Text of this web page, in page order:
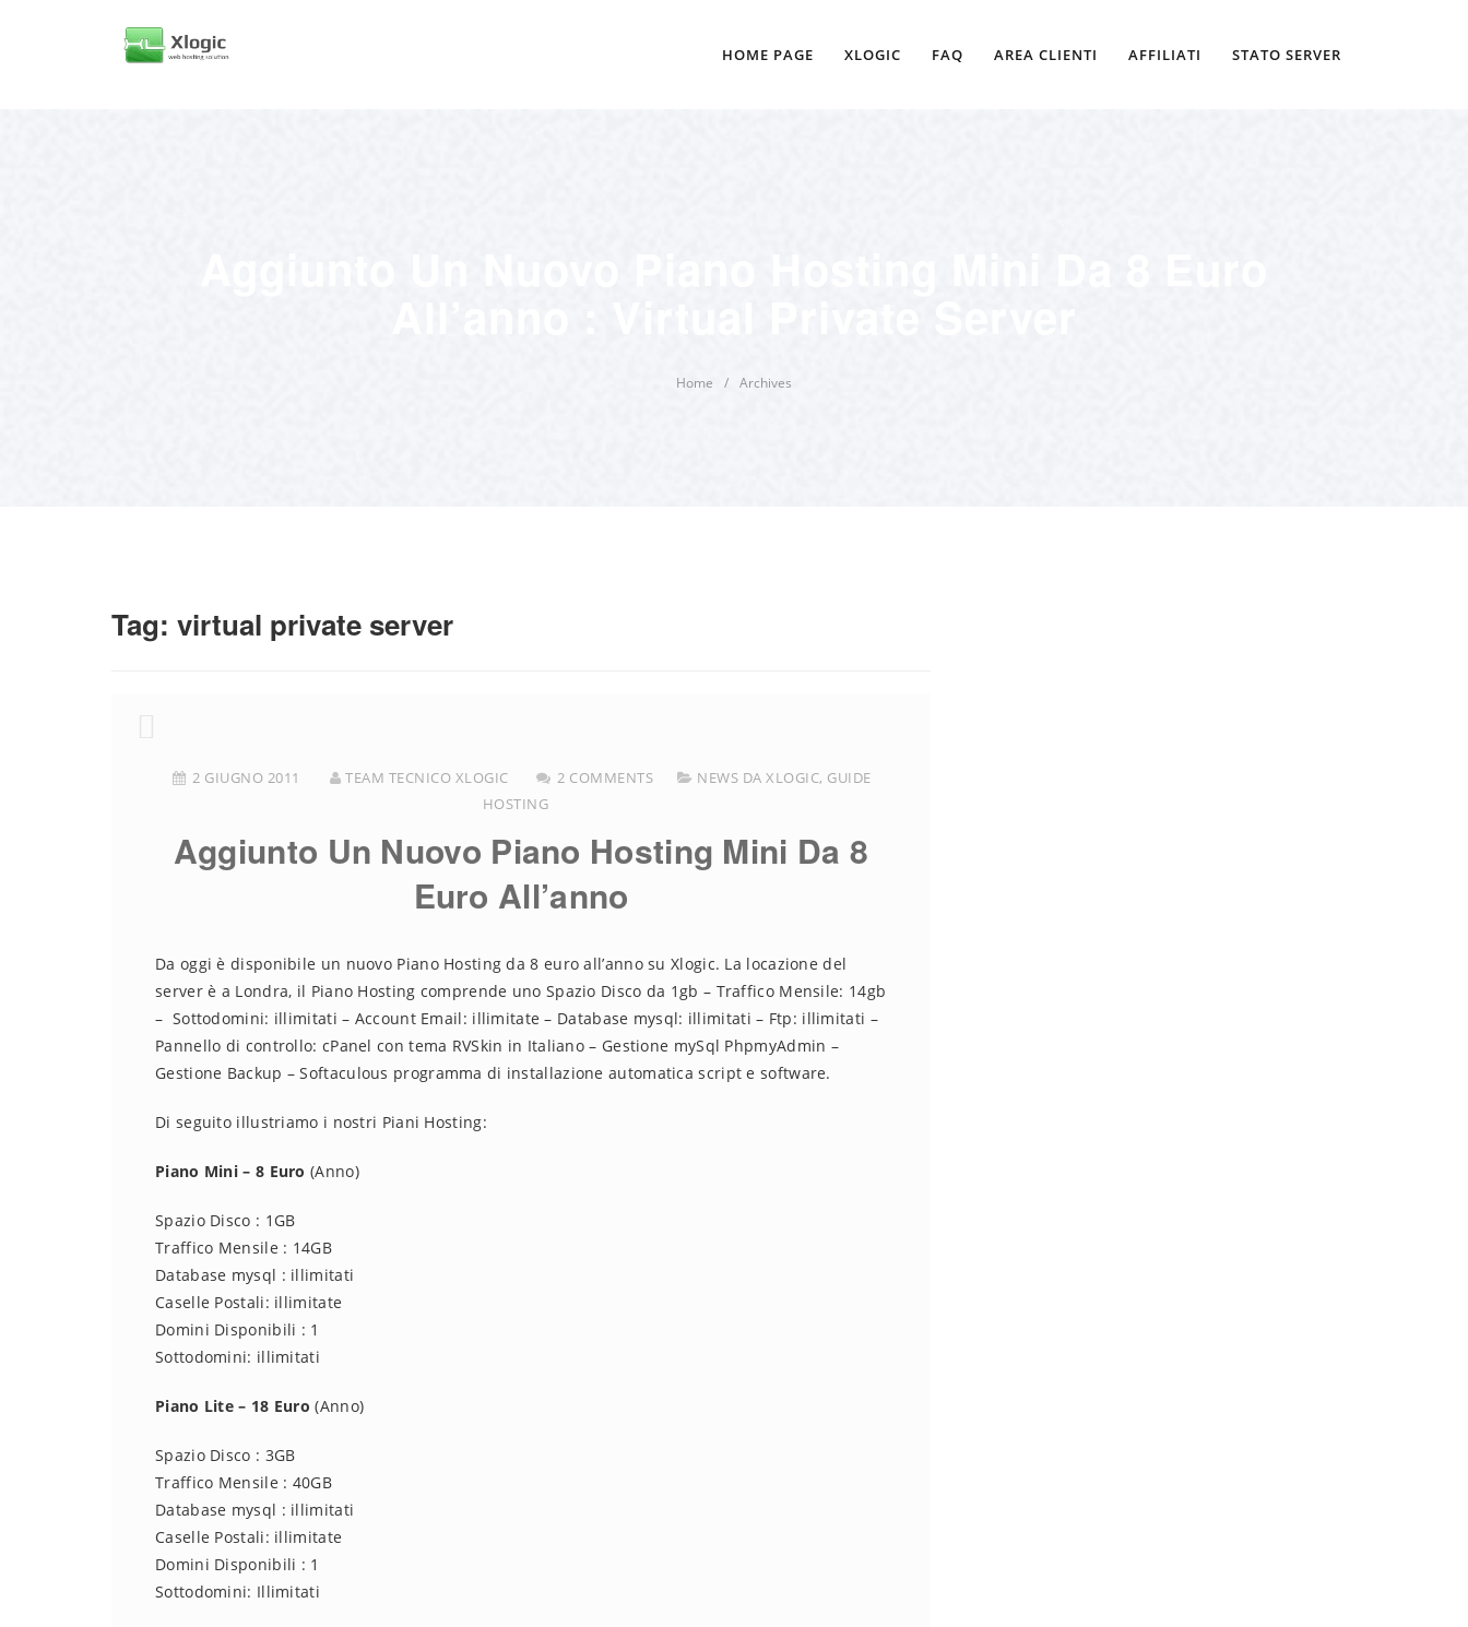
HOME PAGE XLOGIC FAQ AREA CLIENTI AFFILIATI STATO SERVER
Home / Archives
Tag: virtual private server
2 GIUGNO 2011 TEAM TECNICO XLOGIC 2 COMMENTS NEWS DA XLOGIC, GUIDE
HOSTING
Aggiunto Un Nuovo Piano Hosting Mini Da 8
Euro All’anno
Da oggi è disponibile un nuovo Piano Hosting da 8 euro all’anno su Xlogic. La locazione del
server è a Londra, il Piano Hosting comprende uno Spazio Disco da 1gb – Traffico Mensile: 14gb
– Sottodomini: illimitati – Account Email: illimitate – Database mysql: illimitati – Ftp: illimitati –
Pannello di controllo: cPanel con tema RVSkin in Italiano – Gestione mySql PhpmyAdmin –
Gestione Backup – Softaculous programma di installazione automatica script e software.
Di seguito illustriamo i nostri Piani Hosting:
Piano Mini – 8 Euro (Anno)
Spazio Disco : 1GB
Traffico Mensile : 14GB
Database mysql : illimitati
Caselle Postali: illimitate
Domini Disponibili : 1
Sottodomini: illimitati
Piano Lite – 18 Euro (Anno)
Spazio Disco : 3GB
Traffico Mensile : 40GB
Database mysql : illimitati
Caselle Postali: illimitate
Domini Disponibili : 1
Sottodomini: Illimitati